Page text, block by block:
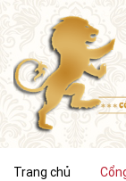
Trang chủ